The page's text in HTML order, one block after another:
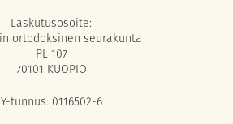
Laskutusosoite:
ortodoksinen seurakunta
PL 107
70101 KUOPIO
Y-tunnus: 0116502-6